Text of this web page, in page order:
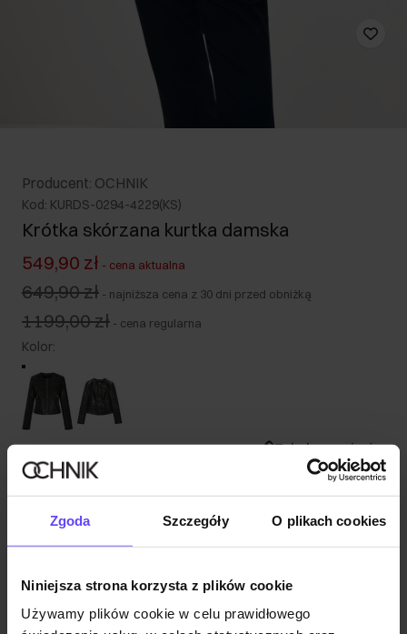
Zgoda Szczegóły O plikach cookies
Niniejsza strona korzysta z plików cookie
Używamy plików cookie w celu prawidłowego
Producent: OCHNIK
Kod: KURDS-0294-4229(KS)
Krótka skórzana kurtka damska
549,90 zł - cena aktualna
649,90 zł - najniższa cena z 30 dni przed obniżką
1199,00 zł - cena regularna
Kolor:
Tabela rozmiarów
Wybierz rozmiar
Nasza modelka ma 177 cm wzrostu i nosi rozmiar S.
Wysyłka w 1 dzień roboczy
Opinie